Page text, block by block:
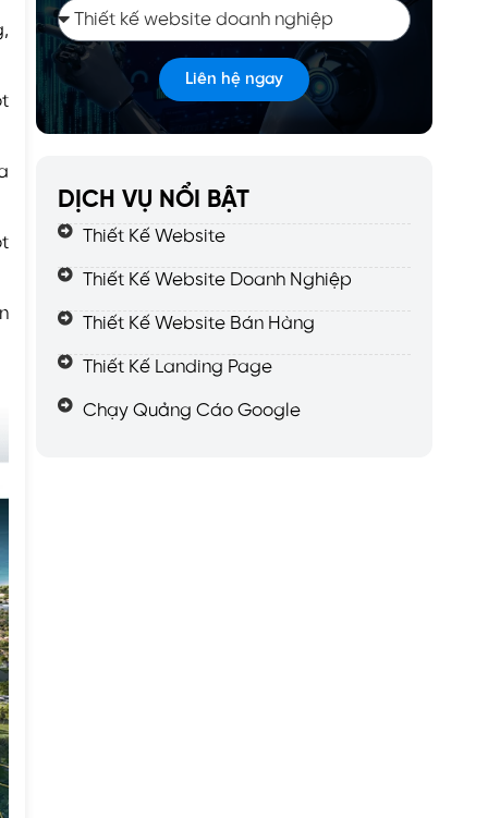
Liên hệ ngay
DỊCH VỤ NỔI BẬT
Thiết Kế Website
Thiết Kế Website Doanh Nghiệp
Thiết Kế Website Bán Hàng
Thiết Kế Landing Page
Chạy Quảng Cáo Google